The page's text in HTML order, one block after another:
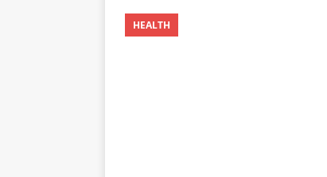
HEALTH